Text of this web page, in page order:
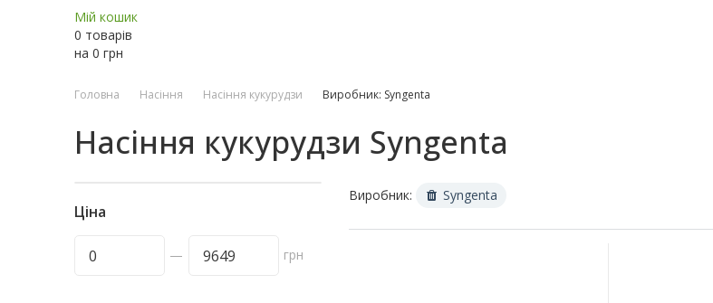
Мій кошик
0 товарів
на 0 грн
Головна Насіння Насіння кукурудзи Виробник: Syngenta
Насіння кукурудзи Syngenta
Ціна
— грн
Виробник: Syngenta